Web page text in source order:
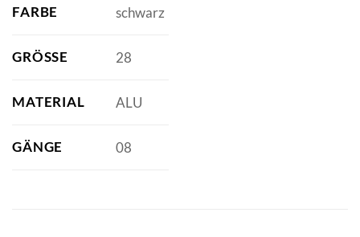
FARBE schwarz
GRÖSSE 28
MATERIAL ALU
GÄNGE 08